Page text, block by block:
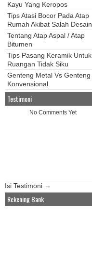
Kayu Yang Keropos
Tips Atasi Bocor Pada Atap
Rumah Akibat Salah Desain
Tentang Atap Aspal / Atap
Bitumen
Tips Pasang Keramik Untuk
Ruangan Tidak Siku
Genteng Metal Vs Genteng
Konvensional
Testimoni
No Comments Yet
Isi Testimoni →
Rekening Bank